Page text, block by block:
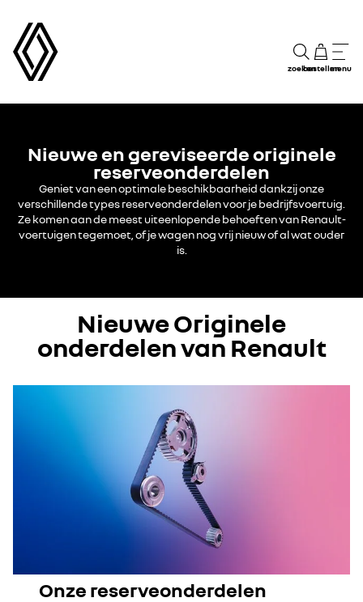
zoekenbestellenmenu
Nieuwe en gereviseerde originele
reserveonderdelen
Geniet van een optimale beschikbaarheid dankzij onze
verschillende types reserveonderdelen voor je bedrijfsvoertuig.
Ze komen aan de meest uiteenlopende behoeften van Renault-
voertuigen tegemoet, of je wagen nog vrij nieuw of al wat ouder
is.
Nieuwe Originele
onderdelen van Renault
Onze reserveonderdelen